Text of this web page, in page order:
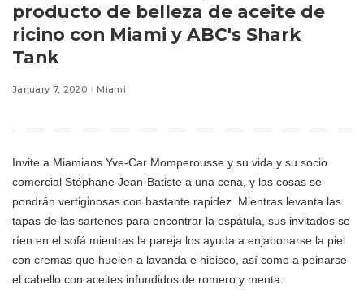
producto de belleza de aceite de
ricino con Miami y ABC's Shark
Tank
January 7, 2020 Miami
Invite a Miamians Yve-Car Momperousse y su vida y su socio
comercial Stéphane Jean-Batiste a una cena, y las cosas se
pondrán vertiginosas con bastante rapidez. Mientras levanta las
tapas de las sartenes para encontrar la espátula, sus invitados se
ríen en el sofá mientras la pareja los ayuda a enjabonarse la piel
con cremas que huelen a lavanda e hibisco, así como a peinarse
el cabello con aceites infundidos de romero y menta.